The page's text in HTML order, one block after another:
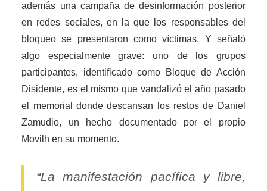
además una campaña de desinformación posterior
en redes sociales, en la que los responsables del
bloqueo se presentaron como víctimas. Y señaló
algo especialmente grave: uno de los grupos
participantes, identificado como Bloque de Acción
Disidente, es el mismo que vandalizó el año pasado
el memorial donde descansan los restos de Daniel
Zamudio, un hecho documentado por el propio
Movilh en su momento.
“La manifestación pacífica y libre,